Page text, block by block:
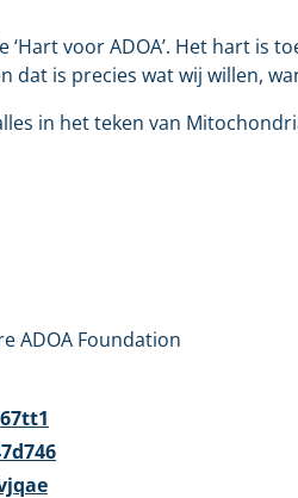
voor ADOA’. Het hart is
dat is precies wat wij willen,
in het teken van
ADOA Foundation